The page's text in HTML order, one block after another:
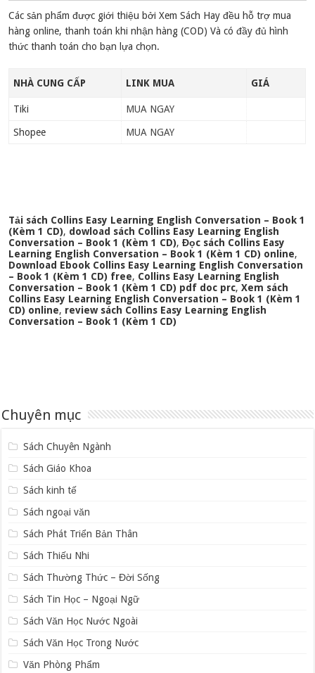
Các sản phẩm được giới thiệu bởi Xem Sách Hay đều hỗ trợ mua
hàng online, thanh toán khi nhận hàng (COD) Và có đầy đủ hình
thức thanh toán cho bạn lựa chọn.
NHÀ CUNG CẤP LINK MUA GIÁ
Tiki MUA NGAY
Shopee MUA NGAY
Tải sách Collins Easy Learning English Conversation – Book 1
(Kèm 1 CD), dowload sách Collins Easy Learning English
Conversation – Book 1 (Kèm 1 CD),Đọc sách Collins Easy
Learning English Conversation – Book 1 (Kèm 1 CD) online,
Download Ebook Collins Easy Learning English Conversation
– Book 1 (Kèm 1 CD) free, Collins Easy Learning English
Conversation – Book 1 (Kèm 1 CD) pdf doc prc,Xem sách
Collins Easy Learning English Conversation – Book 1 (Kèm 1
CD) online, review sách Collins Easy Learning English
Conversation – Book 1 (Kèm 1 CD)
Chuyên mục
Sách Chuyên Ngành
Sách Giáo Khoa
Sách kinh tế
Sách ngoại văn
Sách Phát Triển Bản Thân
Sách Thiếu Nhi
Sách Thường Thức – Đời Sống
Sách Tin Học – Ngoại Ngữ
Sách Văn Học Nước Ngoài
Sách Văn Học Trong Nước
Văn Phòng Phẩm